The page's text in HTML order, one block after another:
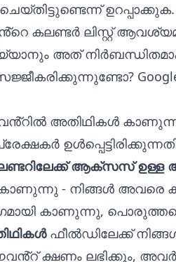
കലണ്ടർ ലിസ്റ്റ്
അത്
ഇവൻ്റിൽ അതിഥികൾ
കലണ്ടറിലേക്ക് ആക്‌സസ് ഉള്ള
- നിങ്ങൾ അവരെ
കാണുന്നു,
ഫീൽഡിലേക്ക്
ക്ഷണം ലഭിക്കും,